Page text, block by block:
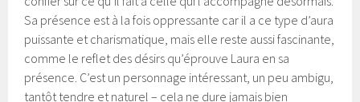
Sa présence est à la fois oppressante car il a ce type d’aura
puissante et charismatique, mais elle reste aussi fascinante,
comme le reflet des désirs qu’éprouve Laura en sa
présence. C’est un personnage intéressant, un peu ambigu,
tantôt tendre et naturel – cela ne dure jamais bien